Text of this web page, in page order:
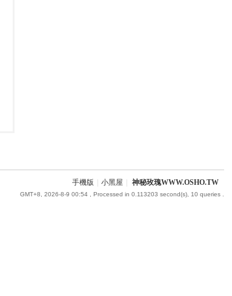
手機版 小黑屋 神秘玫瑰WWW.OSHO.TW
GMT+8, 2026-8-9 00:54 , Processed in 0.113203 second(s), 10 queries .